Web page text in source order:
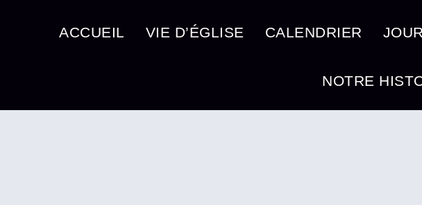
ACCUEIL VIE D’ÉGLISE CALENDRIER
NOTRE